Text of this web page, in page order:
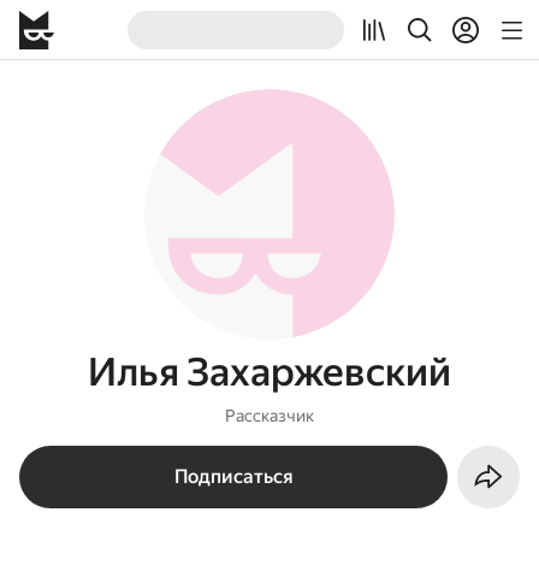
Илья Захаржевский
Рассказчик
Подписаться